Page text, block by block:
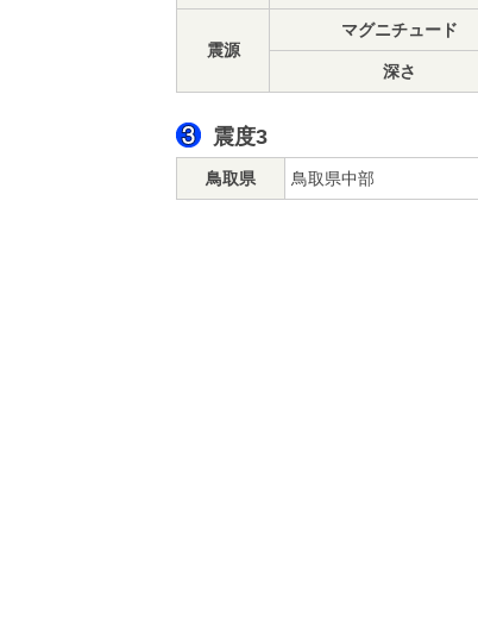
震源
マグニチュード
深さ
震度3
鳥取県 鳥取県中部